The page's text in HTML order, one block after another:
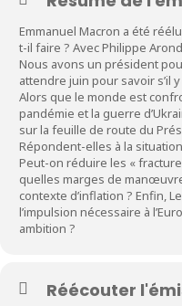
Emmanuel Macron a été
t-il faire ? Avec Philippe
Nous avons un président
attendre juin pour savoir s’il
Alors que le monde est
pandémie et la guerre
sur la feuille de route du
Répondent-elles à la
Peut-on réduire les «
quelles marges de
contexte d’inflation ? Enfin,
l’impulsion nécessaire à
ambition ?
Réécouter